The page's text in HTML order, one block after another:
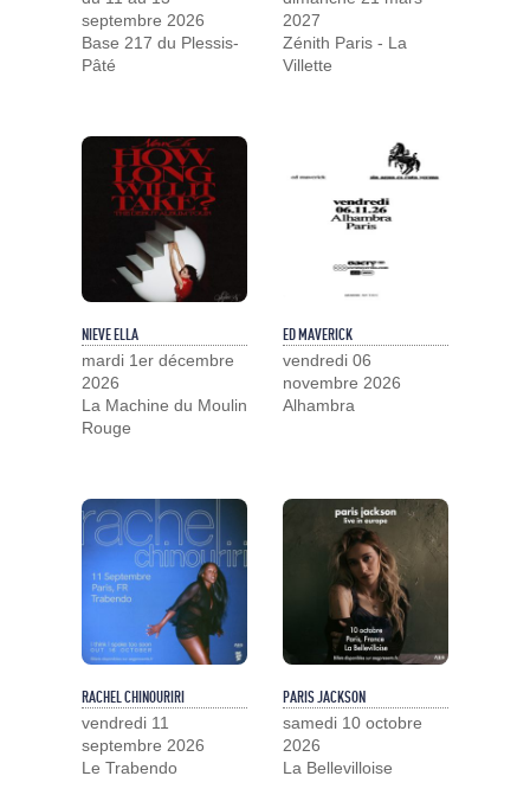
septembre 2026
Base 217 du Plessis-
Pâté
2027
Zénith Paris - La
Villette
NIEVE ELLA
mardi 1er décembre
2026
La Machine du Moulin
Rouge
ED MAVERICK
vendredi 06
novembre 2026
Alhambra
RACHEL CHINOURIRI
vendredi 11
septembre 2026
Le Trabendo
PARIS JACKSON
samedi 10 octobre
2026
La Bellevilloise